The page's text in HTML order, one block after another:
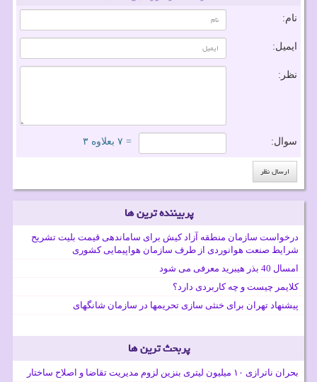
نام:
ایمیل:
نظر:
سوال: = ۷ بعلاوه ۳
پربیننده ترین ها
درخواست سازمان منطقه آزاد کیش برای ساماندهی قیمت بلیت تشریح
شرایط صنعت هوانوردی از طرف سازمان هواپیمایی کشوری
امسال 40 بذر هیبرید معرفی می شود
کلایمر چیست و چه کاربردی دارد؟
پیشنهاد تهران برای خنثی سازی تحریمها در سازمان شانگهای
پربحث ترین ها
بحران ناترازی ۱۰ میلیون لیتری بنزین لزوم مدیریت تقاضا و اصلاح ساختار